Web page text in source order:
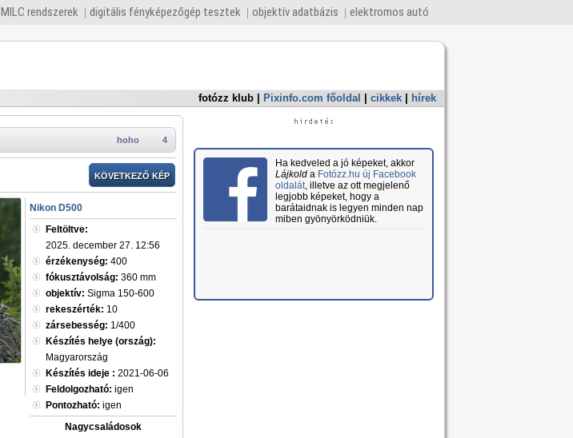
MILC rendszerek digitális fényképezőgép tesztek objektív adatbázis elektromos autó
fotózz klub Pixinfo.com főoldal cikkek hírek
4
hoho
KÖVETKEZŐ KÉP
Nikon D500
Feltöltve:
2025. december 27. 12:56
érzékenység: 400
fókusztávolság: 360 mm
objektív: Sigma 150-600
rekeszérték: 10
zársebesség: 1/400
Készítés helye (ország):
Magyarország
Készítés ideje : 2021-06-06
Feldolgozható: igen
Pontozható: igen
Nagycsaládosok
Ha kedveled a jó képeket, akkor
Lájkolda Fotózz.hu új Facebook
oldalát, illetve az ott megjelenő
legjobb képeket, hogy a
barátaidnak is legyen minden nap
miben gyönyörködniük.